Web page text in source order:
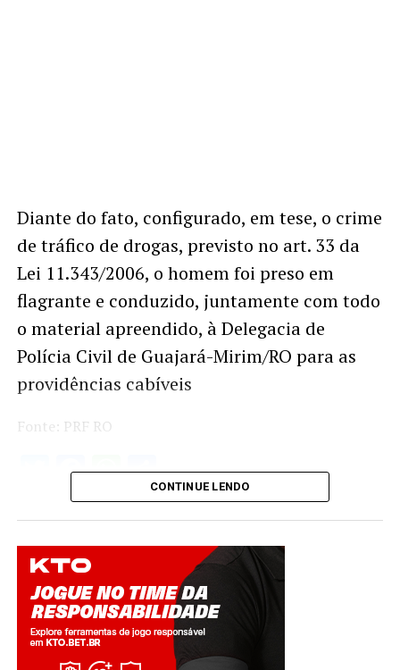
Diante do fato, configurado, em tese, o crime
de tráfico de drogas, previsto no art. 33 da
Lei 11.343/2006, o homem foi preso em
flagrante e conduzido, juntamente com todo
o material apreendido, à Delegacia de
Polícia Civil de Guajará-Mirim/RO para as
providências cabíveis
Fonte: PRF RO
Twitter
Facebook
WhatsApp
Share
CONTINUE LENDO